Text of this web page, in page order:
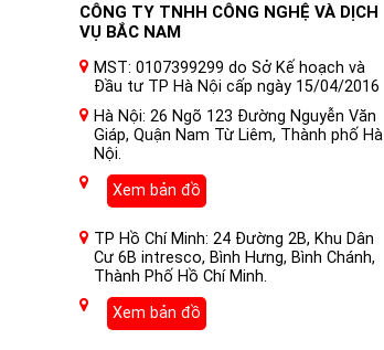
CÔNG TY TNHH CÔNG NGHỆ VÀ DỊCH
VỤ BẮC NAM
MST: 0107399299 do Sở Kế hoạch và
Đầu tư TP Hà Nội cấp ngày 15/04/2016
Hà Nội: 26 Ngõ 123 Đường Nguyễn Văn
Giáp, Quận Nam Từ Liêm, Thành phố Hà
Nội.
Xem bản đồ
TP Hồ Chí Minh: 24 Đường 2B, Khu Dân
Cư 6B intresco, Bình Hưng, Bình Chánh,
Thành Phố Hồ Chí Minh.
Xem bản đồ